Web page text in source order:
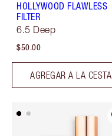
HOLLYWOOD FLAWLESS
FILTER
6.5 Deep
$50.00
AGREGAR A LA CESTA